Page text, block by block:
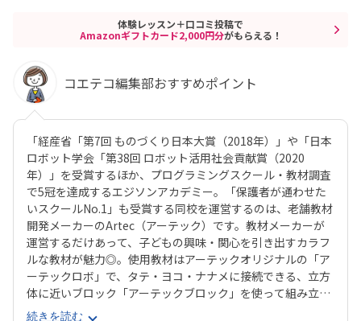
体験レッスン＋口コミ投稿で
Amazonギフトカード2,000円分がもらえる！
コエテコ編集部おすすめポイント
「経産省「第7回 ものづくり日本大賞（2018年）」や「日本
ロボット学会「第38回 ロボット活用社会貢献賞（2020
年）」を受賞するほか、プログラミングスクール・教材調査
で5冠を達成するエジソンアカデミー。「保護者が通わせた
いスクールNo.1」も受賞する同校を運営するのは、老舗教材
開発メーカーのArtec（アーテック）です。教材メーカーが
運営するだけあって、子どもの興味・関心を引き出すカラフ
ルな教材が魅力◎。使用教材はアーテックオリジナルの「ア
ーテックロボ」で、タテ・ヨコ・ナナメに接続できる、立方
体に近いブロック「アーテックブロック」を使って組み立て
ます。一般的なブロック教材に比べて自由度が高いので、立
続きを読む